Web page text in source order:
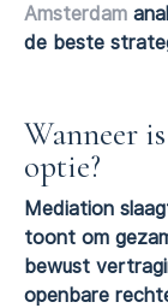
Amsterdam
de beste
Wanneer
optie?
Mediation
toont om
bewust
openbare